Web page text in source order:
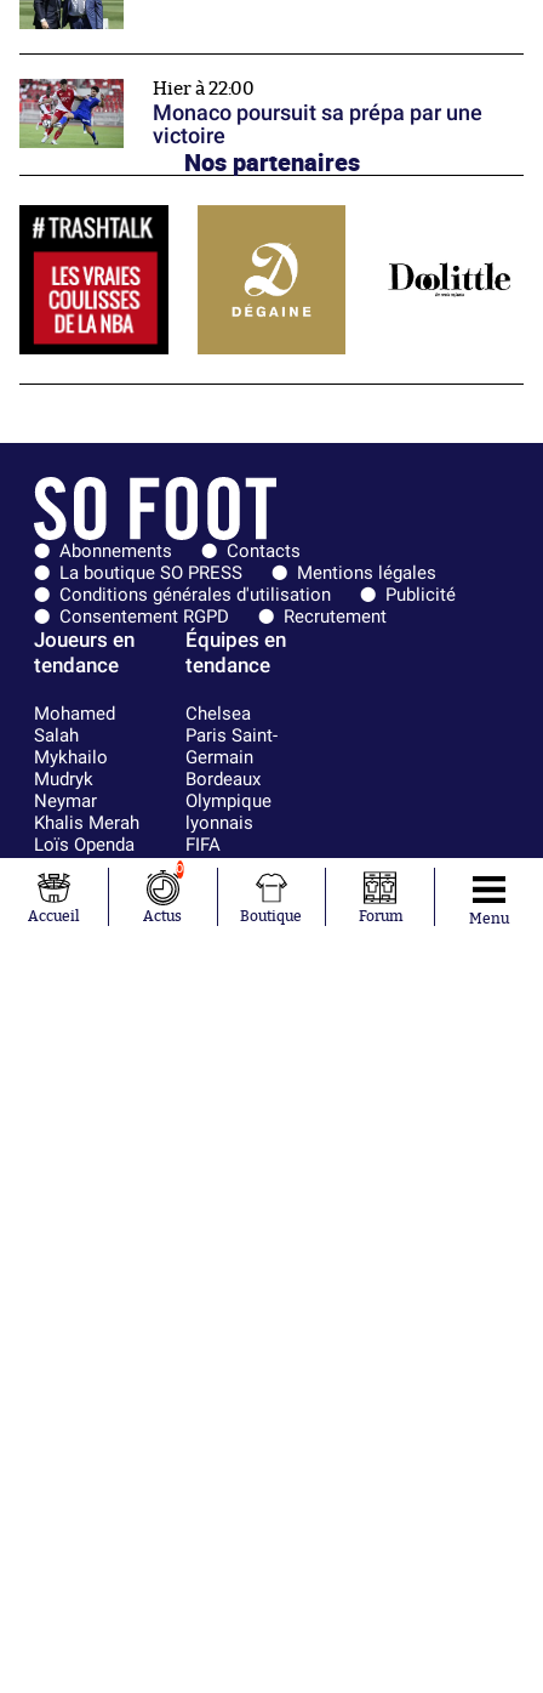
Hier à 22:00
Monaco poursuit sa prépa par une
victoire
Nos partenaires
Abonnements
Contacts
La boutique SO PRESS
Mentions légales
Conditions générales d'utilisation
Publicité
Consentement RGPD
Recrutement
Joueurs en
tendance
Mohamed
Salah
Mykhailo
Mudryk
Neymar
Khalis Merah
Loïs Openda
Niakhaté
Nicolás
Tagliafico
Équipes en
tendance
Chelsea
Paris Saint-
Germain
Bordeaux
Olympique
lyonnais
FIFA
Real Madrid
RC Strasbourg
AC Milan
France
Accueil
0
Actus Boutique Forum Menu